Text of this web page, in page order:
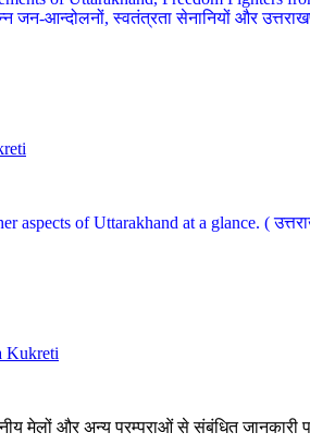
जन-आन्दोलनों, स्वतंत्रता सेनानियों और
aspects of Uttarakhand at a glance. (
Kukreti
मेलों और अन्य परम्पराओं से संबंधित जानकारी